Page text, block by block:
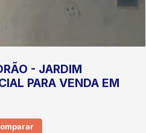
- JARDIM
PARA VENDA EM